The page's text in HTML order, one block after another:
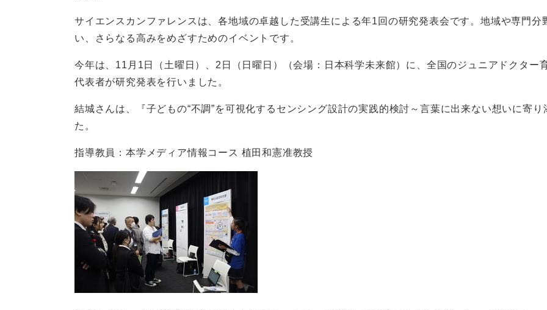
サイエンスカンファレンスは、各地域の卓越した受講生による年1回の研究発表会です。地域や専門
い、さらなる高みをめざすためのイベントです。
今年は、11月1日（土曜日）、2日（日曜日）（会場：日本科学未来館）に、全国のジュニアドクター
代表者が研究発表を行いました。
結城さんは、『子どもの“不調”を可視化するセンシング設計の実践的検討～言葉に出来ない想いに寄
た。
指導教員：本学メディア情報コース 植田和憲准教授